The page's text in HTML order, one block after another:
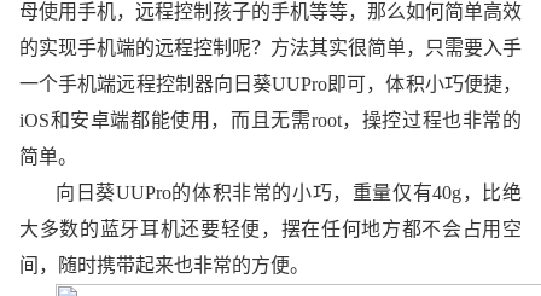
母使用手机，远程控制孩子的手机等等，那么如何简单高效
的实现手机端的远程控制呢？方法其实很简单，只需要入手
一个手机端远程控制器向日葵UUPro即可，体积小巧便捷，
iOS和安卓端都能使用，而且无需root，操控过程也非常的
简单。
向日葵UUPro的体积非常的小巧，重量仅有40g，比绝
大多数的蓝牙耳机还要轻便，摆在任何地方都不会占用空
间，随时携带起来也非常的方便。